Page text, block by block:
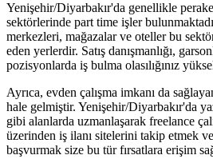
Yenişehir/Diyarbakır'da genellikle
sektörlerinde part time işler
merkezleri, mağazalar ve oteller bu
eden yerlerdir. Satış danışmanlığı,
pozisyonlarda iş bulma olasılığınız
Ayrıca, evden çalışma imkanı da
hale gelmiştir. Yenişehir/Diyarbakır'da
gibi alanlarda uzmanlaşarak freelance
üzerinden iş ilanı sitelerini takip etmek
başvurmak size bu tür fırsatlara erişim